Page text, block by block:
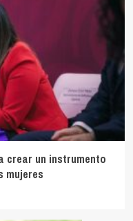
crear un instrumento
mujeres